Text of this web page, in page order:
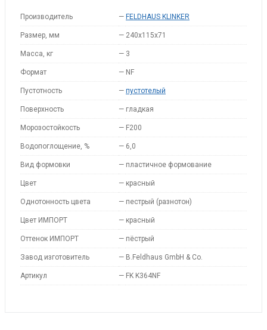
Производитель — FELDHAUS KLINKER
Размер, мм — 240x115x71
Масса, кг — 3
Формат — NF
Пустотность — пустотелый
Поверхность — гладкая
Морозостойкость — F200
Водопоглощение, % — 6,0
Вид формовки — пластичное формование
Цвет — красный
Однотонность цвета — пестрый (разнотон)
Цвет ИМПОРТ — красный
Оттенок ИМПОРТ — пёстрый
Завод изготовитель — B.Feldhaus GmbH & Co.
Артикул — FK K364NF